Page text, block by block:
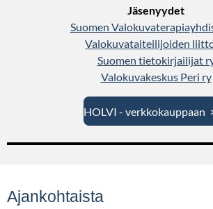
Jäsenyydet
Suomen
Valokuvataiteilijoiden
Suomen tietokirjailijat
Valokuvakeskus Peri ry
HOLVI - verkkokauppaan
Ajankohtaista